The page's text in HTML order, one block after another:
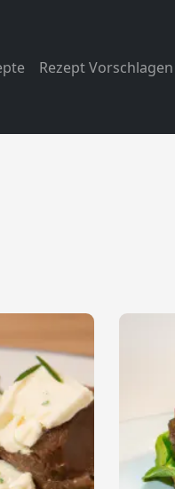
Rezept Vorschlagen